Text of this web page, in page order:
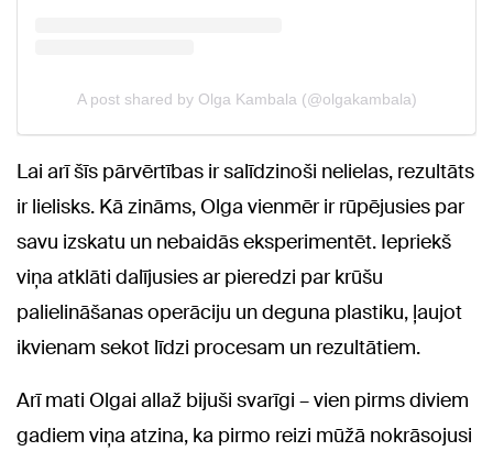
Lai arī šīs pārvērtības ir salīdzinoši nelielas, rezultāts
ir lielisks. Kā zināms, Olga vienmēr ir rūpējusies par
savu izskatu un nebaidās eksperimentēt. Iepriekš
viņa atklāti dalījusies ar pieredzi par krūšu
palielināšanas operāciju un deguna plastiku, ļaujot
ikvienam sekot līdzi procesam un rezultātiem.
Arī mati Olgai allaž bijuši svarīgi – vien pirms diviem
gadiem viņa atzina, ka pirmo reizi mūžā nokrāsojusi